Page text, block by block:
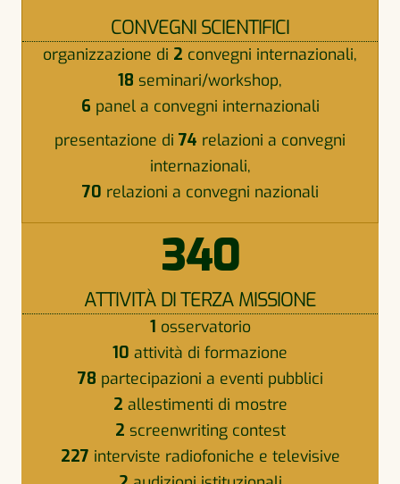
CONVEGNI SCIENTIFICI
organizzazione di 2 convegni internazionali,
18 seminari/workshop,
6 panel a convegni internazionali
presentazione di 74 relazioni a convegni
internazionali,
70 relazioni a convegni nazionali
340
ATTIVITÀ DI TERZA MISSIONE
1 osservatorio
10 attività di formazione
78 partecipazioni a eventi pubblici
2 allestimenti di mostre
2 screenwriting contest
227 interviste radiofoniche e televisive